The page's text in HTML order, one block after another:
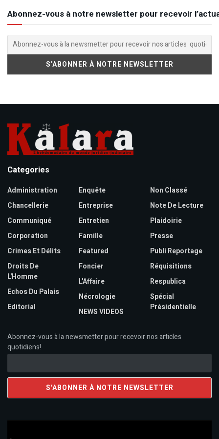
Abonnez-vous à notre newsletter pour recevoir
Categories
Administration
Chancellerie
Communiqué
Corporation
Crimes Et Délits
Droits De
L'Homme
Echos Du Palais
Editorial
Enquête
Entreprise
Entretien
Famille
Featured
Foncier
L'Affaire
Nécrologie
NEWS VIDEOS
Non Classé
Note De Lecture
Plaidoirie
Presse
Publi Reportage
Réquisitions
Respublica
Spécial
Présidentielle
Abonnez-vous à la newsmetter pour recevoir nos articles
quotidiens!